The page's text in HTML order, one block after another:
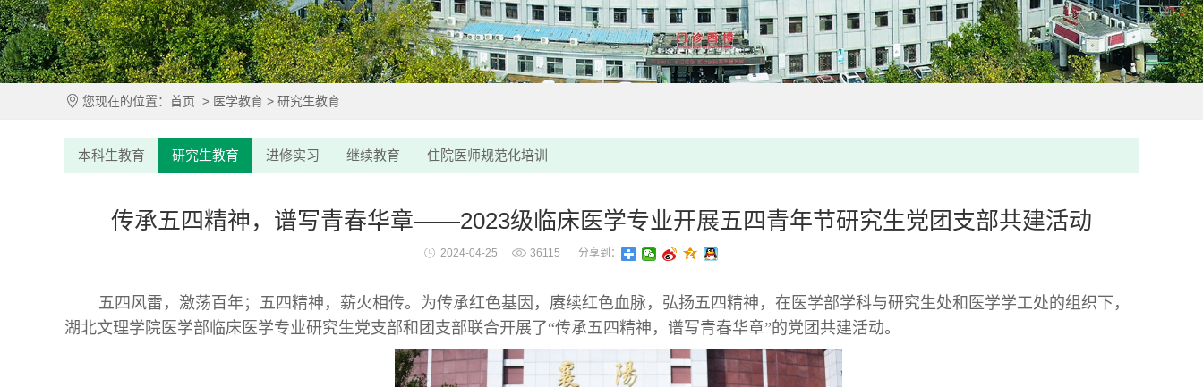
您现在的位置： 首页 > 医学教育 > 研究生教育
本科生教育 研究生教育 进修实习 继续教育 住院医师规范化培训
传承五四精神，谱写青春华章——2023级临床医学专业开展五四青年节研究生党团支部共建活动
2024-04-25 36115 分享到：
五四风雷，激荡百年；五四精神，薪火相传。为传承红色基因，赓续红色血脉，弘扬五四精神，在医学部学科与研究生处和医学学工处的组织下，
湖北文理学院医学部临床医学专业研究生党支部和团支部联合开展了“传承五四精神，谱写青春华章”的党团共建活动。